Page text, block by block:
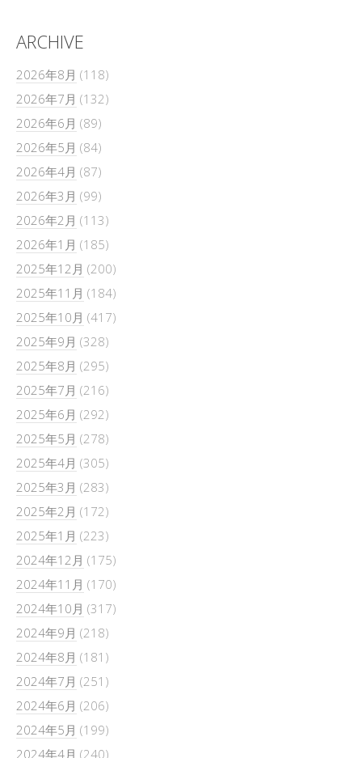
ARCHIVE
2026年8月 (118)
2026年7月 (132)
2026年6月 (89)
2026年5月 (84)
2026年4月 (87)
2026年3月 (99)
2026年2月 (113)
2026年1月 (185)
2025年12月 (200)
2025年11月 (184)
2025年10月 (417)
2025年9月 (328)
2025年8月 (295)
2025年7月 (216)
2025年6月 (292)
2025年5月 (278)
2025年4月 (305)
2025年3月 (283)
2025年2月 (172)
2025年1月 (223)
2024年12月 (175)
2024年11月 (170)
2024年10月 (317)
2024年9月 (218)
2024年8月 (181)
2024年7月 (251)
2024年6月 (206)
2024年5月 (199)
2024年4月 (240)